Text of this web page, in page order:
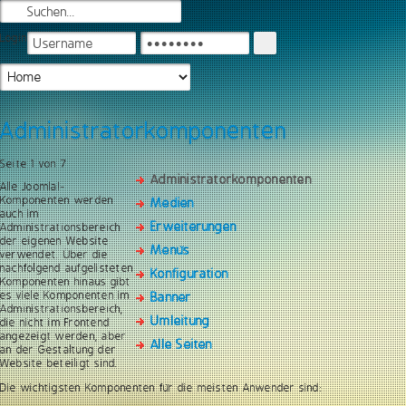
Login
Administratorkomponenten
Administratorkomponenten
Medien
Erweiterungen
Menüs
Konfiguration
Banner
Umleitung
Alle Seiten
Seite 1 von 7
Alle Joomla!-
Komponenten werden
auch im
Administrationsbereich
der eigenen Website
verwendet. Über die
nachfolgend aufgelisteten
Komponenten hinaus gibt
es viele Komponenten im
Administrationsbereich,
die nicht im Frontend
angezeigt werden, aber
an der Gestaltung der
Website beteiligt sind.
Die wichtigsten Komponenten für die meisten Anwender sind: